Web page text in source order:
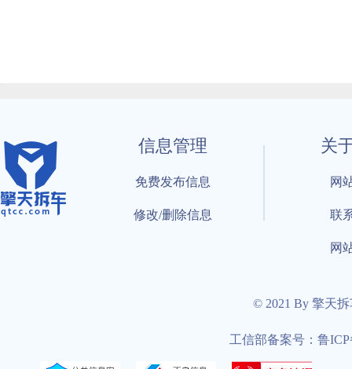
信息管理
免费发布信息
修改/删除信息
关
网
联
网
© 2021 By 擎天
工信部备案号：鲁